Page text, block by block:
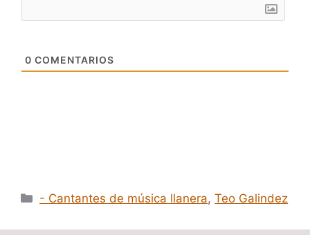
0 COMENTARIOS
Categorías
- Cantantes de música llanera,Teo Galindez